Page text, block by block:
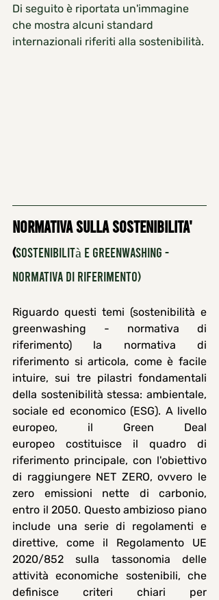
Di seguito è riportata un'immagine
che mostra alcuni standard
internazionali riferiti alla sostenibilità.
Normativa sulla sostenibilitA'
(Sostenibilità e greenwashing -
normativa di riferimento)
Riguardo questi temi (sostenibilità e
greenwashing - normativa di
riferimento) la normativa di
riferimento si articola, come è facile
intuire, sui tre pilastri fondamentali
della sostenibilità stessa: ambientale,
sociale ed economico (ESG). A livello
europeo, il Green Deal
europeo costituisce il quadro di
riferimento principale, con l'obiettivo
di raggiungere NET ZERO, ovvero le
zero emissioni nette di carbonio,
entro il 2050. Questo ambizioso piano
include una serie di regolamenti e
direttive, come il Regolamento UE
2020/852 sulla tassonomia delle
attività economiche sostenibili, che
definisce criteri chiari per